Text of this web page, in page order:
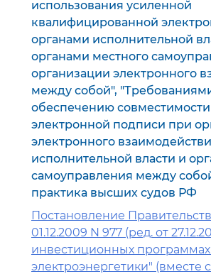
использования усиленной
квалифицированной
органами исполнительной
органами местного
организации электронного
между собой",
обеспечению совместимости
электронной подписи при
электронного
исполнительной власти и
самоуправления между
практика высших судов РФ
Постановление
01.12.2009 N 977 (ред. от
инвестиционных программах
электроэнергетики" (вместе